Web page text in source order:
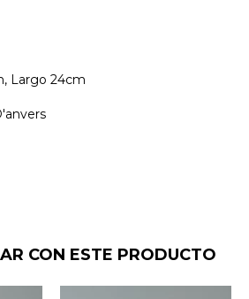
Largo 24cm
CON ESTE PRODUCTO